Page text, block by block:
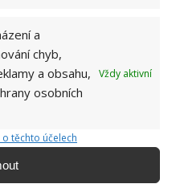
a
chyb,
a obsahu,
osobních
Vždy aktivní
o těchto účelech
České zemědělské
který je již od malička
kutilem. V podstatě vše, co je